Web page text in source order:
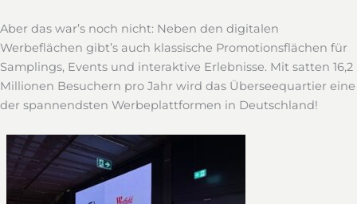
Aber das war’s noch nicht: Neben den digitalen
Werbeflächen gibt’s auch klassische Promotionsflächen für
Samplings, Events und interaktive Erlebnisse. Mit satten 16,2
Millionen Besuchern pro Jahr wird das Überseequartier eine
der spannendsten Werbeplattformen in Deutschland!